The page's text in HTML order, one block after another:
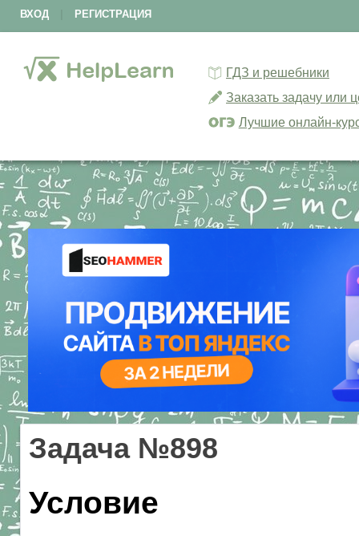
ВХОД РЕГИСТРАЦИЯ
ГДЗ и решебники
Заказать задачу или
Лучшие онлайн-
Задача №898
Условие